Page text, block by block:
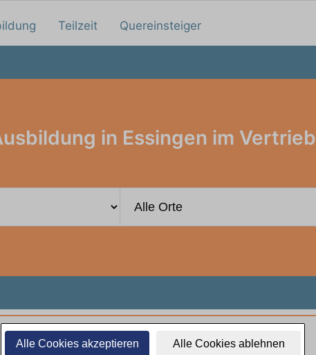
Alle Cookies akzeptieren Alle Cookies ablehnen
Teilzeit Quereinsteiger
in Essingen im Vertrieb
Teilzeit Quereinsteiger